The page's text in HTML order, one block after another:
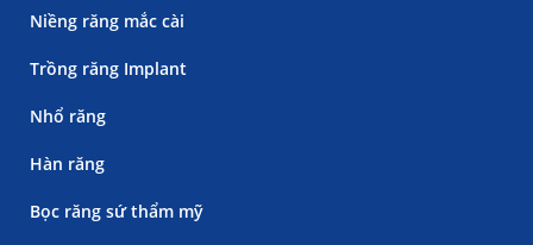
Niềng răng mắc cài
Trồng răng Implant
Nhổ răng
Hàn răng
Bọc răng sứ thẩm mỹ